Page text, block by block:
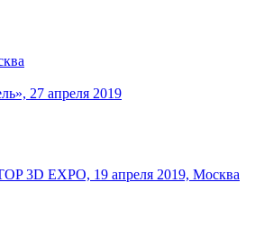
27 апреля 2019
3D EXPO, 19 апреля 2019, Москва